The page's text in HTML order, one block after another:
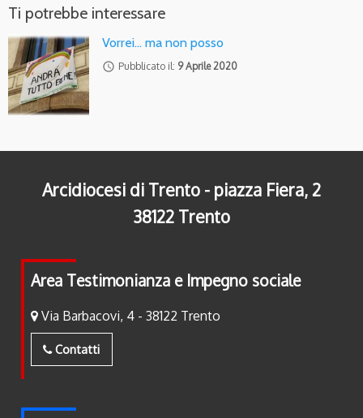
Ti potrebbe interessare
Vorrei… ma non posso
access_time Pubblicato il: 9 Aprile 2020
Arcidiocesi di Trento - piazza Fiera, 2
38122 Trento
Area Testimonianza e Impegno sociale
Via Barbacovi, 4 - 38122 Trento
Contatti